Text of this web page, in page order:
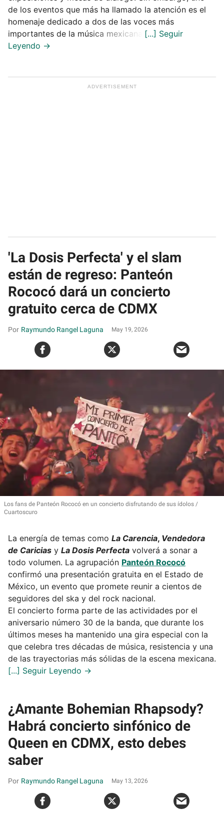
de los eventos que más ha llamado la atención es el
homenaje dedicado a dos de las voces más
importantes de la música mexicana.
'La Dosis Perfecta' y el slam
están de regreso: Panteón
Rococó dará un concierto
gratuito cerca de CDMX
Raymundo Rangel Laguna May 19, 2026
Los fans de Panteón Rococó en un concierto disfrutando de sus ídolos
Cuartoscuro
La energía de temas como La Carencia, Vendedora
de Caricias y La Dosis Perfecta volverá a sonar a
todo volumen. La agrupación Panteón Rococó
confirmó una presentación gratuita en el Estado de
México, un evento que promete reunir a cientos de
seguidores del ska y del rock nacional.
El concierto forma parte de las actividades por el
aniversario número 30 de la banda, que durante los
últimos meses ha mantenido una gira especial con la
que celebra tres décadas de música, resistencia y una
de las trayectorias más sólidas de la escena mexicana.
¿Amante Bohemian Rhapsody?
Habrá concierto sinfónico de
Queen en CDMX, esto debes
saber
Raymundo Rangel Laguna May 13, 2026